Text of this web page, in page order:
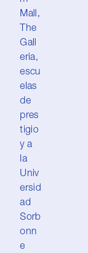
Mall,
The
Gall
eria,
escu
elas
de
pres
tigio
y a
la
Univ
ersid
ad
Sorb
onn
e